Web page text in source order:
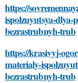
https://
ispolzuyutsya-
bezrastrubnyh-trub
https://krasivyj-
materialy-
bezrastrubnyh-trub